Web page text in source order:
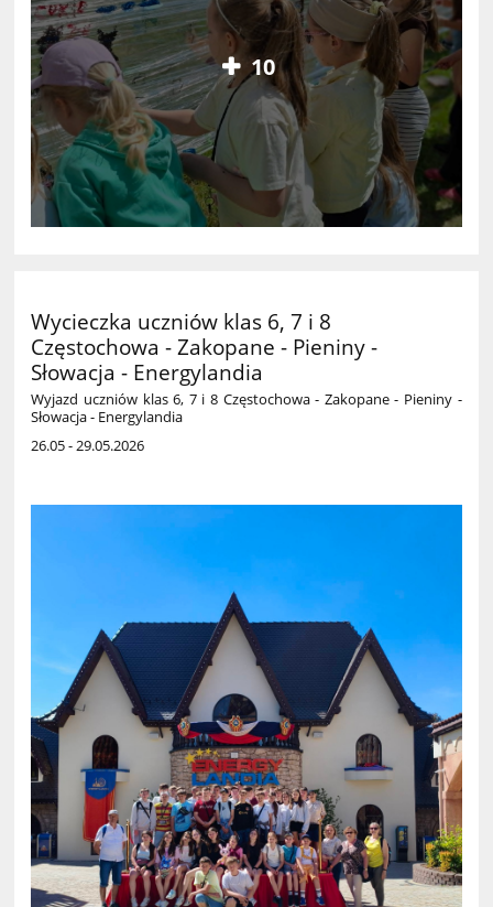
10
Wycieczka uczniów klas 6, 7 i 8
Częstochowa - Zakopane - Pieniny -
Słowacja - Energylandia
Wyjazd uczniów klas 6, 7 i 8 Częstochowa - Zakopane - Pieniny -
Słowacja - Energylandia
26.05 - 29.05.2026